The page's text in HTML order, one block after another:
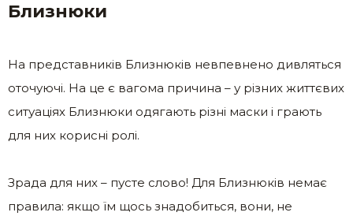
Близнюки
На представників Близнюків невпевнено дивляться
оточуючі. На це є вагома причина – у різних життєвих
ситуаціях Близнюки одягають різні маски і грають
для них корисні ролі.
Зрада для них – пусте слово! Для Близнюків немає
правила: якщо їм щось знадобиться, вони, не